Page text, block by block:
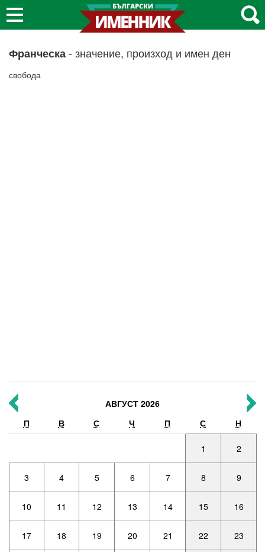
Франческа- значение, произход и имен ден
свобода
АВГУСТ 2026
П
В С Ч П С Н
1 2
3 4 5 6 7 8 9
10 11 12 13 14 15 16
17 18 19 20 21 22 23